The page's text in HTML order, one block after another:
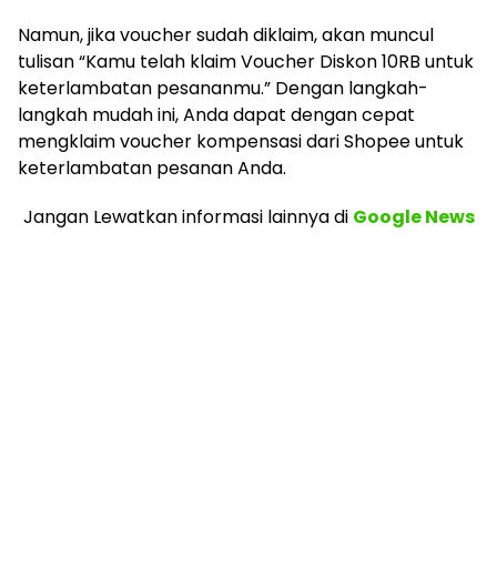
Namun, jika voucher sudah diklaim, akan muncul
tulisan “Kamu telah klaim Voucher Diskon 10RB untuk
keterlambatan pesananmu.” Dengan langkah-
langkah mudah ini, Anda dapat dengan cepat
mengklaim voucher kompensasi dari Shopee untuk
keterlambatan pesanan Anda.
Jangan Lewatkan informasi lainnyadi Google News